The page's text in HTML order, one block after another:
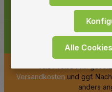
Zahlungsarten
Versandkosten und ggf.
anders
Alle